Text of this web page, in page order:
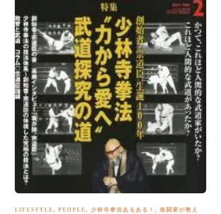
LIFESTYLE, PEOPLE, 少林寺拳法あるある！ , 格闘家が教え